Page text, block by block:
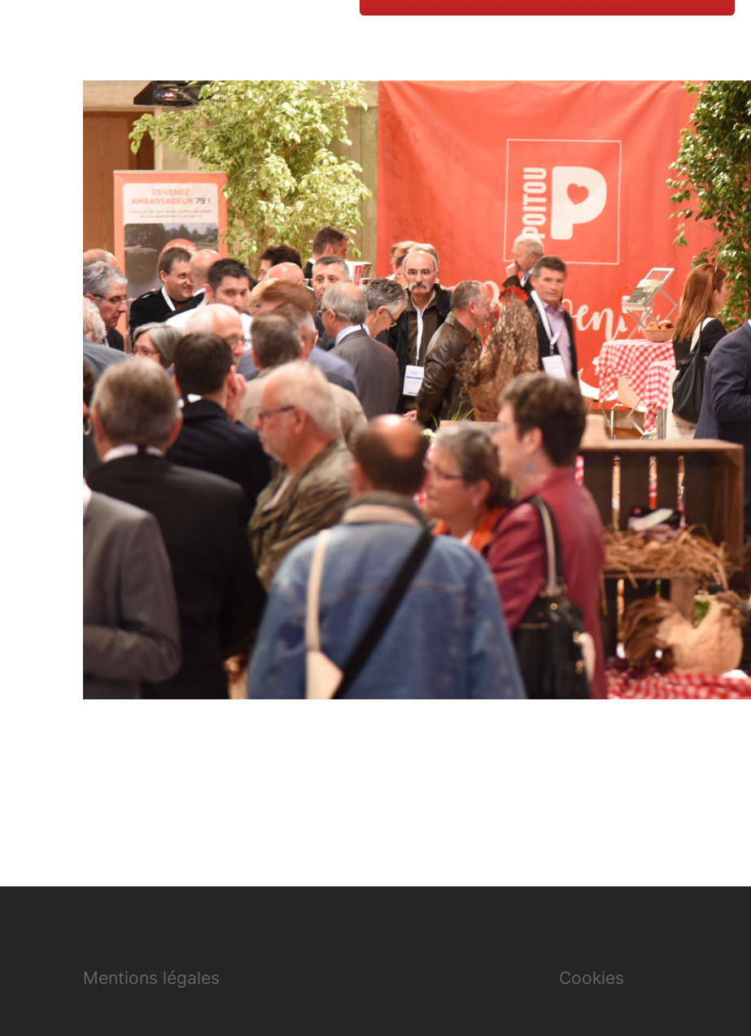
Mentions légales Cookies